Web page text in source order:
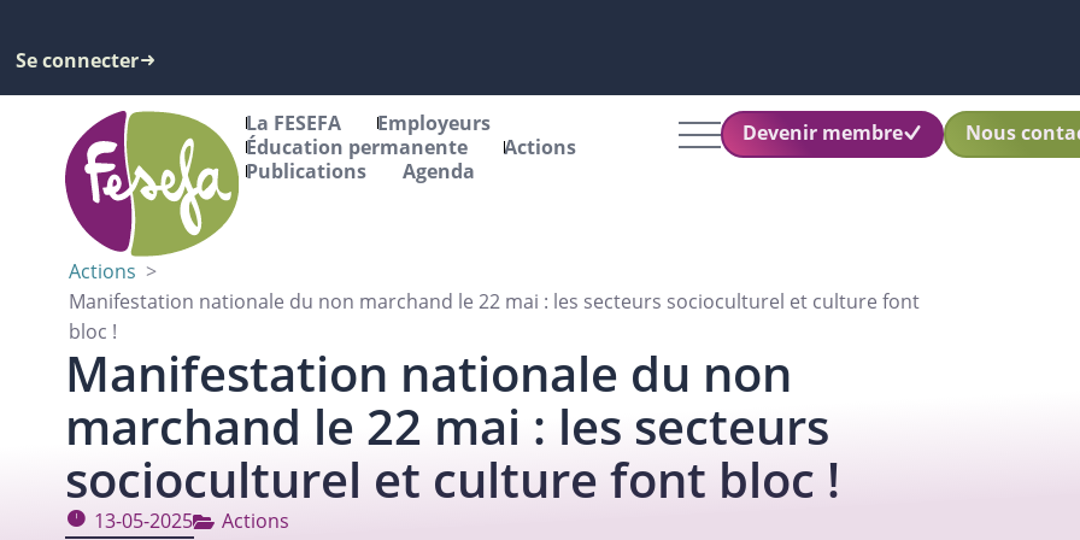
Se connecter
La FESEFA
Employeurs
Éducation permanente
Actions
Publications
Agenda
Devenir membre Nous
Actions >
Manifestation nationale du non marchand le 22 mai : les secteurs socioculturel et culture font
bloc !
Manifestation nationale du non
marchand le 22 mai : les secteurs
socioculturel et culture font bloc !
13-05-2025 Actions